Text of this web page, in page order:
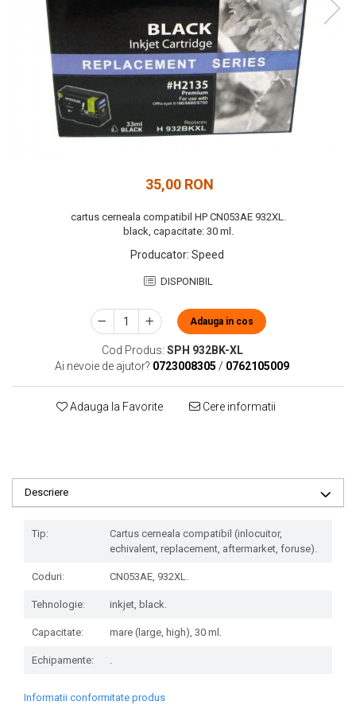
35,00 RON
cartus cerneala compatibil HP CN053AE 932XL.
black, capacitate: 30 ml.
Producator: Speed
DISPONIBIL
Adauga in cos
Cod Produs: SPH 932BK-XL
Ai nevoie de ajutor? 0723008305 / 0762105009
Adauga la Favorite Cere informatii
Descriere
Tip:
Cartus cerneala compatibil (inlocuitor,
echivalent, replacement, aftermarket, foruse).
Coduri: CN053AE, 932XL.
Tehnologie: inkjet, black.
Capacitate: mare (large, high), 30 ml.
Echipamente: .
Informatii conformitate produs